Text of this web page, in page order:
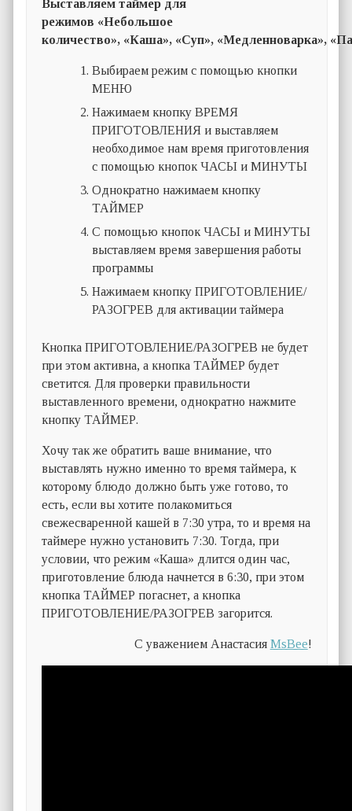
Выставляем таймер для
режимов «Небольшое
количество», «Каша», «Суп», «Медленноварка»,
Выбираем режим с помощью кнопки
МЕНЮ
Нажимаем кнопку ВРЕМЯ
ПРИГОТОВЛЕНИЯ и выставляем
необходимое нам время приготовления
с помощью кнопок ЧАСЫ и МИНУТЫ
Однократно нажимаем кнопку
ТАЙМЕР
С помощью кнопок ЧАСЫ и МИНУТЫ
выставляем время завершения работы
программы
Нажимаем кнопку ПРИГОТОВЛЕНИЕ/
РАЗОГРЕВ для активации таймера
Кнопка ПРИГОТОВЛЕНИЕ/РАЗОГРЕВ не будет
при этом активна, а кнопка ТАЙМЕР будет
светится. Для проверки правильности
выставленного времени, однократно нажмите
кнопку ТАЙМЕР.
Хочу так же обратить ваше внимание, что
выставлять нужно именно то время таймера, к
которому блюдо должно быть уже готово, то
есть, если вы хотите полакомиться
свежесваренной кашей в 7:30 утра, то и время на
таймере нужно установить 7:30. Тогда, при
условии, что режим «Каша» длится один час,
приготовление блюда начнется в 6:30, при этом
кнопка ТАЙМЕР погаснет, а кнопка
ПРИГОТОВЛЕНИЕ/РАЗОГРЕВ загорится.
C уважением Анастасия MsBee!